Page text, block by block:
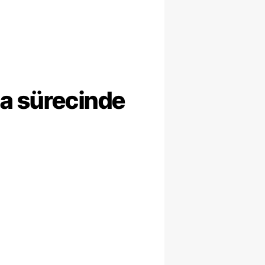
sürecinde